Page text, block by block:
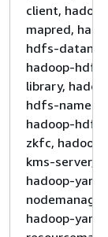
client,
mapred,
hdfs-
hadoop-hdfs-
library,
hdfs-
hadoop-hdfs-
zkfc, hadoop-
kms-server,
hadoop-yarn-
hadoop-yarn-